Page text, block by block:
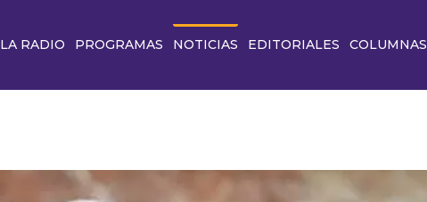
LA RADIO PROGRAMAS NOTICIAS EDITORIALES COLUMNAS